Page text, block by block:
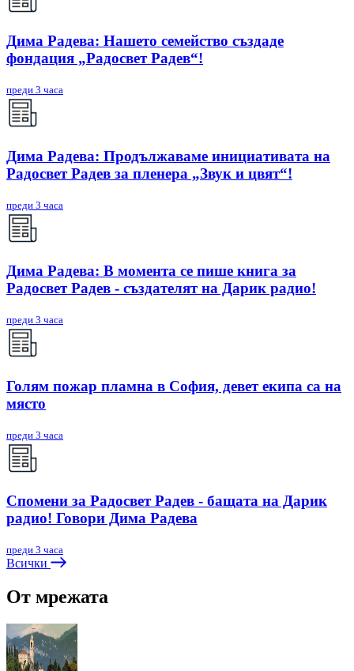
Дима Радева: Нашето семейство създаде
фондация „Радосвет Радев“!
преди 3 часа
Дима Радева: Продължаваме инициативата на
Радосвет Радев за пленера „Звук и цвят“!
преди 3 часа
Дима Радева: В момента се пише книга за
Радосвет Радев - създателят на Дарик радио!
преди 3 часа
Голям пожар пламна в София, девет екипа са на
място
преди 3 часа
Спомени за Радосвет Радев - бащата на Дарик
радио! Говори Дима Радева
преди 3 часа
Всички
От мрежата